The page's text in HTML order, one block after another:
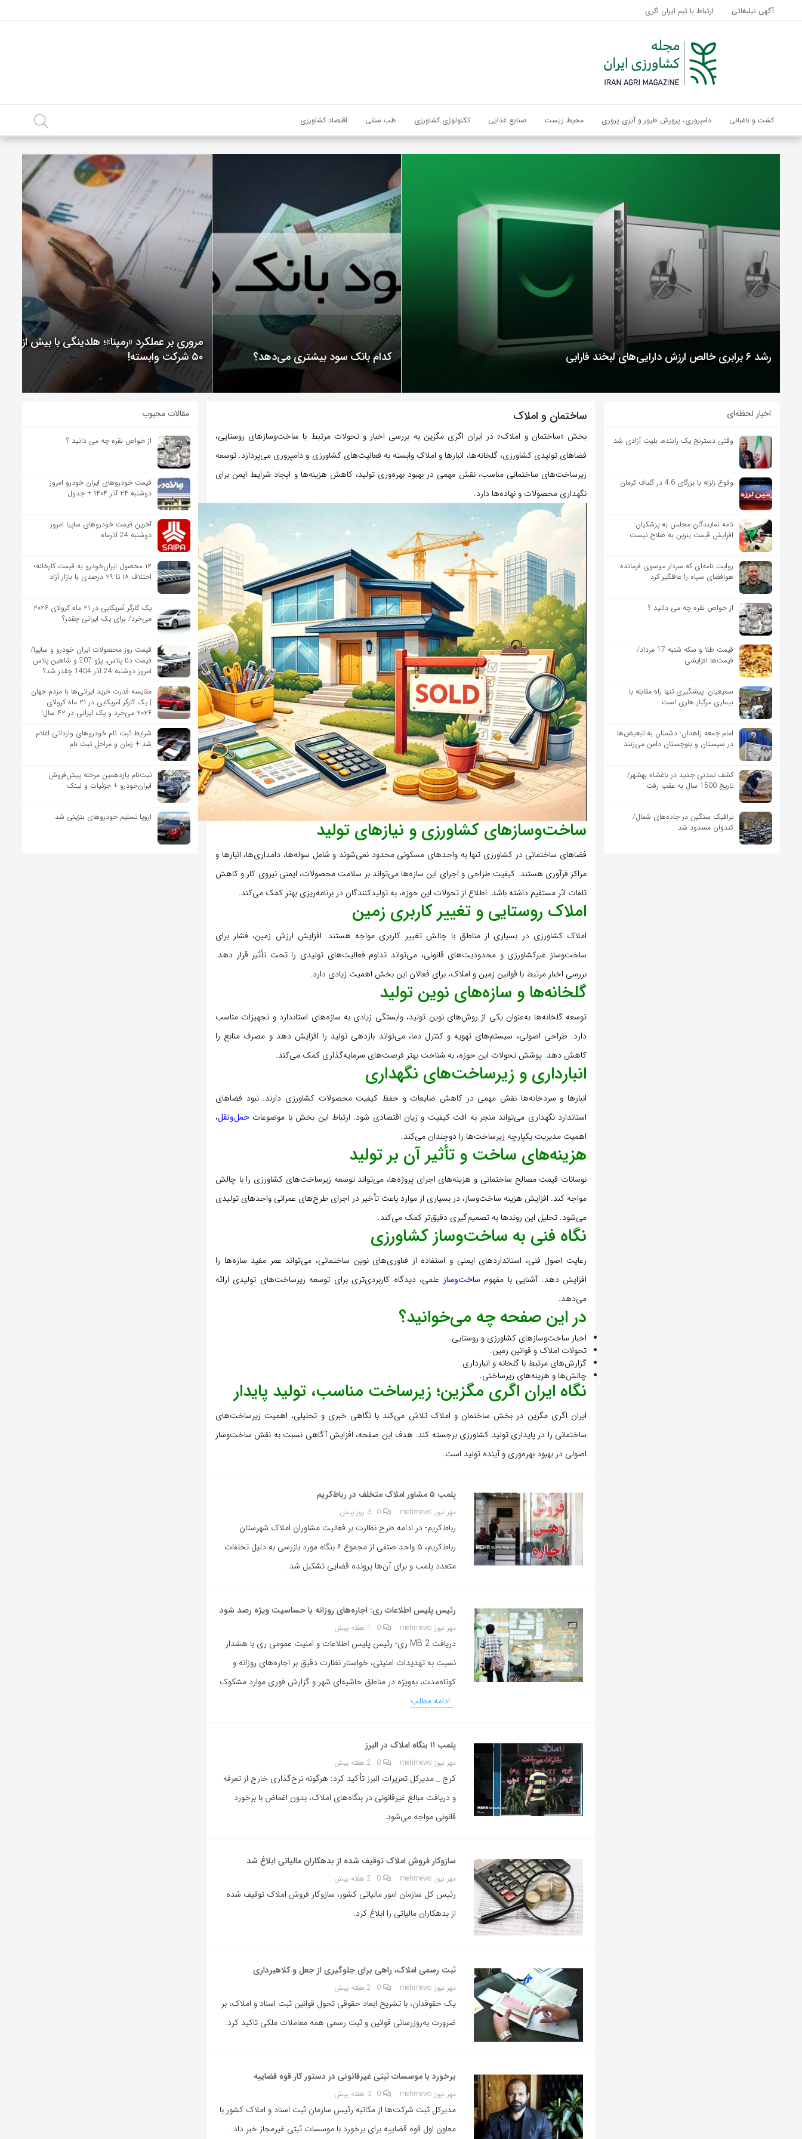
آگهی تبلیغاتی ارتباط با تیم ایران اگری
کشت و باغبانی دامپروری، پرورش طیور و آبزی پروری محیط زیست صنایع غذایی تکنولوژی کشاورزی طب سنتی اقتصاد کشاورزی
رشد ۶ برابری خالص ارزش دارایی‌های لبخند فارابی کدام بانک سود بیشتری می‌دهد؟
مروری بر عملکرد «رمپنا»؛ هلدینگی با بیش از
۵۰ شرکت وابسته!
اخبار لحظه‌ای
وقتی دسترنج یک راننده، بلیت آزادی شد
وقوع زلزله با بزرگای 4.6 در گلباف کرمان
نامه نمایندگان مجلس به پزشکیان:
افزایش قیمت بنزین به صلاح نیست
روایت نامه‌ای که سردار موسوی فرمانده
هوافضای سپاه را غافلگیر کرد
از خواص نقره چه می دانید ؟
قیمت طلا و سکه شنبه 17 مرداد/
قیمت‌ها افزایشی
سمیعیان: پیشگیری تنها راه مقابله با
بیماری مرگبار هاری است
امام جمعه زاهدان: دشمنان به تبعیض‌ها
در سیستان و بلوچستان دامن می‌زنند
کشف تمدنی جدید در باغشاه بهشهر/
تاریخ 1500 سال به عقب رفت
ترافیک سنگین در جاده‌های شمال/
کندوان مسدود شد
ساختمان و املاک
بخش «ساختمان و املاک» در ایران اگری مگزین به بررسی اخبار و تحولات مرتبط با ساخت‌وسازهای روستایی،
فضاهای تولیدی کشاورزی، گلخانه‌ها، انبارها و املاک وابسته به فعالیت‌های کشاورزی و دامپروری می‌پردازد. توسعه
زیرساخت‌های ساختمانی مناسب، نقش مهمی در بهبود بهره‌وری تولید، کاهش هزینه‌ها و ایجاد شرایط ایمن برای
نگهداری محصولات و نهاده‌ها دارد.
ساخت‌وسازهای کشاورزی و نیازهای تولید
فضاهای ساختمانی در کشاورزی تنها به واحدهای مسکونی محدود نمی‌شوند و شامل سوله‌ها، دامداری‌ها، انبارها و
مراکز فرآوری هستند. کیفیت طراحی و اجرای این سازه‌ها می‌تواند بر سلامت محصولات، ایمنی نیروی کار و کاهش
تلفات اثر مستقیم داشته باشد. اطلاع از تحولات این حوزه، به تولیدکنندگان در برنامه‌ریزی بهتر کمک می‌کند.
املاک روستایی و تغییر کاربری زمین
املاک کشاورزی در بسیاری از مناطق با چالش تغییر کاربری مواجه هستند. افزایش ارزش زمین، فشار برای
ساخت‌وساز غیرکشاورزی و محدودیت‌های قانونی، می‌تواند تداوم فعالیت‌های تولیدی را تحت تأثیر قرار دهد.
بررسی اخبار مرتبط با قوانین زمین و املاک، برای فعالان این بخش اهمیت زیادی دارد.
گلخانه‌ها و سازه‌های نوین تولید
توسعه گلخانه‌ها به‌عنوان یکی از روش‌های نوین تولید، وابستگی زیادی به سازه‌های استاندارد و تجهیزات مناسب
دارد. طراحی اصولی، سیستم‌های تهویه و کنترل دما، می‌تواند بازدهی تولید را افزایش دهد و مصرف منابع را
کاهش دهد. پوشش تحولات این حوزه، به شناخت بهتر فرصت‌های سرمایه‌گذاری کمک می‌کند.
انبارداری و زیرساخت‌های نگهداری
انبارها و سردخانه‌ها نقش مهمی در کاهش ضایعات و حفظ کیفیت محصولات کشاورزی دارند. نبود فضاهای
استاندارد نگهداری می‌تواند منجر به افت کیفیت و زیان اقتصادی شود. ارتباط این بخش با موضوعات حمل‌ونقل،
اهمیت مدیریت یکپارچه زیرساخت‌ها را دوچندان می‌کند.
هزینه‌های ساخت و تأثیر آن بر تولید
نوسانات قیمت مصالح ساختمانی و هزینه‌های اجرای پروژه‌ها، می‌تواند توسعه زیرساخت‌های کشاورزی را با چالش
مواجه کند. افزایش هزینه ساخت‌وساز، در بسیاری از موارد باعث تأخیر در اجرای طرح‌های عمرانی واحدهای تولیدی
می‌شود. تحلیل این روندها به تصمیم‌گیری دقیق‌تر کمک می‌کند.
نگاه فنی به ساخت‌وساز کشاورزی
رعایت اصول فنی، استانداردهای ایمنی و استفاده از فناوری‌های نوین ساختمانی، می‌تواند عمر مفید سازه‌ها را
افزایش دهد. آشنایی با مفهوم ساخت‌وساز علمی، دیدگاه کاربردی‌تری برای توسعه زیرساخت‌های تولیدی ارائه
می‌دهد.
در این صفحه چه می‌خوانید؟
اخبار ساخت‌وسازهای کشاورزی و روستایی.
تحولات املاک و قوانین زمین.
گزارش‌های مرتبط با گلخانه و انبارداری.
چالش‌ها و هزینه‌های زیرساختی.
نگاه ایران اگری مگزین؛ زیرساخت مناسب، تولید پایدار
ایران اگری مگزین در بخش ساختمان و املاک تلاش می‌کند با نگاهی خبری و تحلیلی، اهمیت زیرساخت‌های
ساختمانی را در پایداری تولید کشاورزی برجسته کند. هدف این صفحه، افزایش آگاهی نسبت به نقش ساخت‌وساز
اصولی در بهبود بهره‌وری و آینده تولید است.
پلمب ۵ مشاور املاک متخلف در رباط‌کریم
مهر نیوز mehrnews 0 3 روز پیش
رباط‌کریم- در ادامه طرح نظارت بر فعالیت مشاوران املاک شهرستان
رباط‌کریم، ۵ واحد صنفی از مجموع ۶ بنگاه مورد بازرسی به دلیل تخلفات
متعدد پلمب و برای آن‌ها پرونده قضایی تشکیل شد.
رئیس پلیس اطلاعات ری: اجاره‌های روزانه با حساسیت ویژه رصد شود
مهر نیوز mehrnews 0 1 هفته پیش
دریافت 2 MB ری- رئیس پلیس اطلاعات و امنیت عمومی ری با هشدار
نسبت به تهدیدات امنیتی، خواستار نظارت دقیق بر اجاره‌های روزانه و
کوتاه‌مدت، به‌ویژه در مناطق حاشیه‌ای شهر و گزارش فوری موارد مشکوک
ادامه مطلب
پلمب ۱۱ بنگاه املاک در البرز
مهر نیوز mehrnews 0 2 هفته پیش
کرج _ مدیرکل تعزیرات البرز تأکید کرد: هرگونه نرخ‌گذاری خارج از تعرفه
و دریافت مبالغ غیرقانونی در بنگاه‌های املاک، بدون اغماض با برخورد
قانونی مواجه می‌شود.
سازوکار فروش املاک توقیف شده از بدهکاران مالیاتی ابلاغ شد
مهر نیوز mehrnews 0 2 هفته پیش
رئیس کل سازمان امور مالیاتی کشور، سازوکار فروش املاک توقیف شده
از بدهکاران مالیاتی را ابلاغ کرد.
ثبت رسمی املاک، راهی برای جلوگیری از جعل و کلاهبرداری
مهر نیوز mehrnews 0 2 هفته پیش
یک حقوقدان، با تشریح ابعاد حقوقی تحول قوانین ثبت اسناد و املاک، بر
ضرورت به‌روزرسانی قوانین و ثبت رسمی همه معاملات ملکی تاکید کرد.
برخورد با موسسات ثبتی غیرقانونی در دستور کار قوه قضاییه
مهر نیوز mehrnews 0 3 هفته پیش
مدیرکل ثبت شرکت‌ها از مکاتبه رئیس سازمان ثبت اسناد و املاک کشور با
معاون اول قوه قضاییه برای برخورد با موسسات ثبتی غیرمجاز خبر داد.
مقالات محبوب
از خواص نقره چه می دانید ؟
قیمت خودرو‌های ایران خودرو امروز
دوشنبه ۲۴ آذر ۱۴۰۴ + جدول
آخرین قیمت خودروهای ساپیا امروز
دوشنبه 24 آذرماه
۱۲ محصول ایران‌خودرو به قیمت کارخانه؛
اختلاف ۱۸ تا ۲۹ درصدی با بازار آزاد
یک کارگر آمریکایی در ۲۱ ماه کرولای ۲۰۲۶
می‌خرد/ برای یک ایرانی چقدر؟
قیمت روز محصولات ایران خودرو و سایپا/
قیمت دنا پلاس، پژو 207 و شاهین پلاس
امروز دوشنبه 24 آذر 1404 چقدر شد؟
مقایسه قدرت خرید ایرانی‌ها با مردم جهان
| یک کارگر آمریکایی در ۲۱ ماه کرولای
۲۰۲۶ می‌خرد و یک ایرانی در ۴۲ سال!
شرایط ثبت نام خودروهای وارداتی اعلام
شد + زمان و مراحل ثبت نام
ثبت‌نام یازدهمین مرحله پیش‌فروش
ایران‌خودرو + جزئیات و لینک
اروپا تسلیم خودروهای بنزینی شد